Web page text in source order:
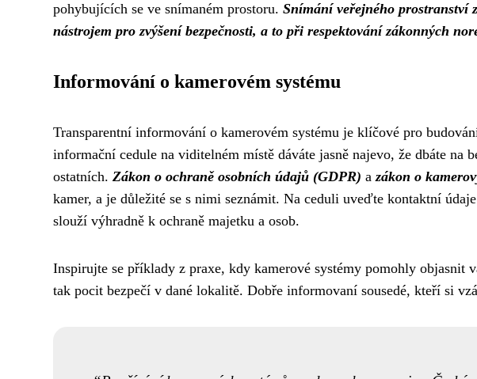
pohybujících se ve snímaném prostoru. Snímání veřejného prostranství
nástrojem pro zvýšení bezpečnosti, a to při respektování zákonných
Informování o kamerovém systému
Transparentní informování o kamerovém systému je klíčové pro
informační cedule na viditelném místě dáváte jasně najevo, že dbáte na
ostatních. Zákon o ochraně osobních údajů (GDPR) azákon o
kamer, a je důležité se s nimi seznámit. Na ceduli uveďte kontaktní
slouží výhradně k ochraně majetku a osob.
Inspirujte se příklady z praxe, kdy kamerové systémy pomohly objasnit
tak pocit bezpečí v dané lokalitě. Dobře informovaní sousedé, kteří si